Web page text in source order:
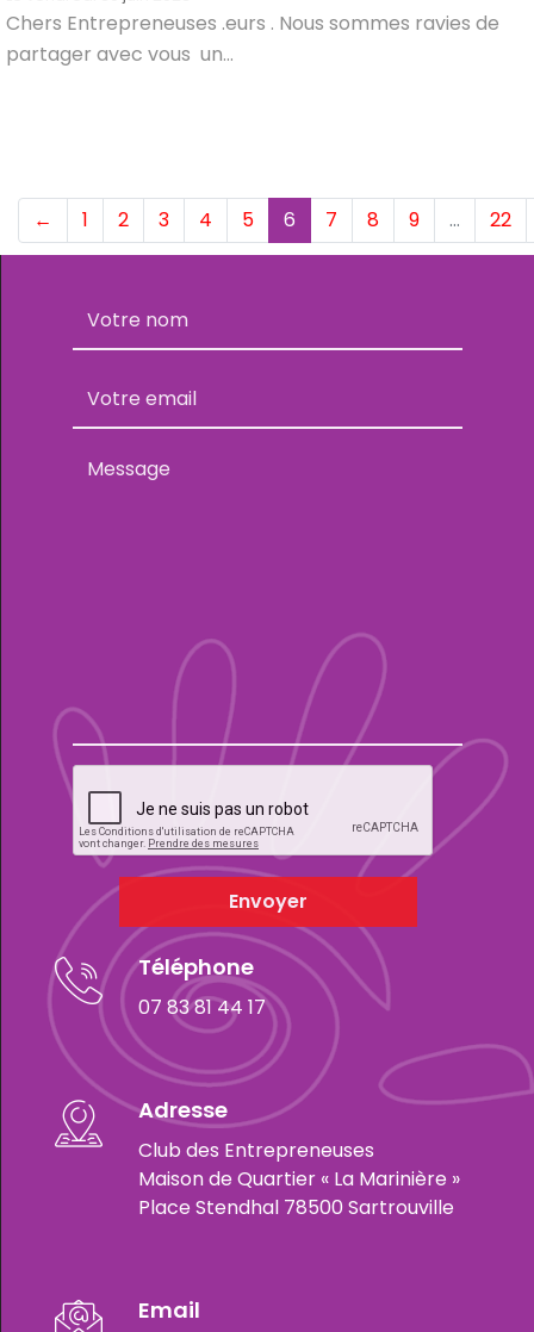
Chers Entrepreneuses .eurs . Nous sommes ravies de
partager avec vous un...
← 1 2 3 4 5 6 (current)
7 8 9 … 22
Envoyer
Téléphone
07 83 81 44 17
Adresse
Club des Entrepreneuses
Maison de Quartier « La Marinière »
Place Stendhal 78500 Sartrouville
Email